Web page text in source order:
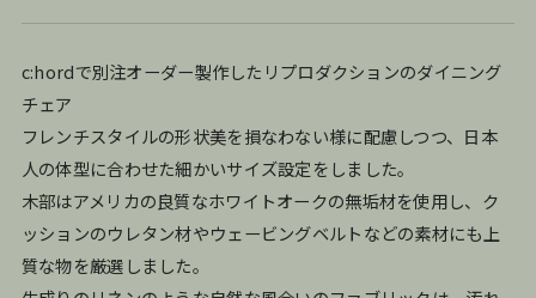
c:hordで別注オーダー製作したリプロダクションのダイニング
チェア
フレンチスタイルの形状美を損なわない様に配慮しつつ、日本
人の体型に合わせた細かいサイズ設定をしました。
木部はアメリカの良質なホワイトオークの無垢材を使用し、ク
ッションのウレタン材やウェービングベルトなどの素材にも上
質な物を厳選しました。